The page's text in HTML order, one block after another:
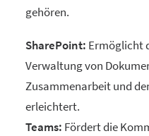
gehören.
SharePoint: Ermöglicht
Verwaltung von
Zusammenarbeit und
erleichtert.
Teams: Fördert die